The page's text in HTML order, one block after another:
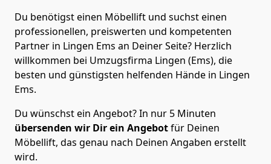
Du benötigst einen Möbellift und suchst einen
professionellen, preiswerten und kompetenten
Partner in Lingen Ems an Deiner Seite? Herzlich
willkommen bei Umzugsfirma Lingen (Ems), die
besten und günstigsten helfenden Hände in Lingen
Ems.
Du wünschst ein Angebot? In nur 5 Minuten
übersenden wir Dir ein Angebotfür Deinen
Möbellift, das genau nach Deinen Angaben erstellt
wird.